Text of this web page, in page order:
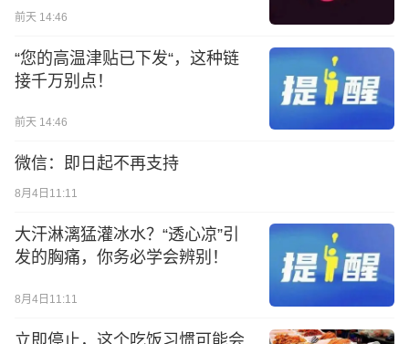
前天 14:46
“您的高温津贴已下发“，这种链
接千万别点！
前天 14:46
微信：即日起不再支持
8月4日11:11
大汗淋漓猛灌冰水？“透心凉”引
发的胸痛，你务必学会辨别！
8月4日11:11